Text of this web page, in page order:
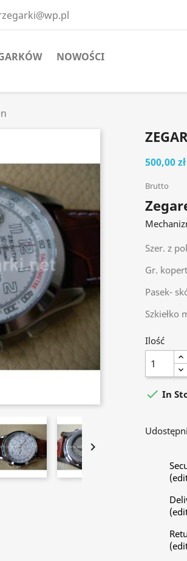
NOWOŚCI

500,00 zł
Brutto
Szer. z
Gr.
Pasek-
Szkiełko
Ilość
 In